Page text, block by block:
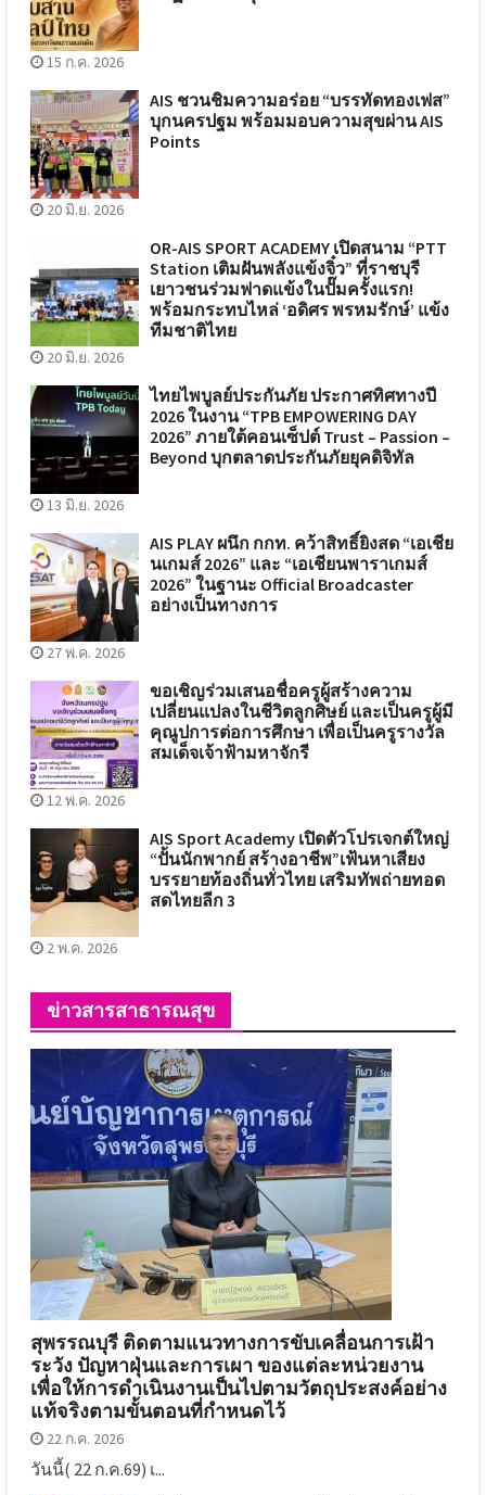
15 ก.ค. 2026
AIS ชวนชิมความอร่อย “บรรทัดทองเฟส”
บุกนครปฐม พร้อมมอบความสุขผ่าน AIS
Points
20 มิ.ย. 2026
OR-AIS SPORT ACADEMY เปิดสนาม “PTT
Station เติมฝันพลังแข้งจิ๋ว” ที่ราชบุรี
เยาวชนร่วมฟาดแข้งในปั๊มครั้งแรก!
พร้อมกระทบไหล่ ‘อดิศร พรหมรักษ์’ แข้ง
ทีมชาติไทย
20 มิ.ย. 2026
ไทยไพบูลย์ประกันภัย ประกาศทิศทางปี
2026 ในงาน “TPB EMPOWERING DAY
2026” ภายใต้คอนเซ็ปต์ Trust – Passion –
Beyond บุกตลาดประกันภัยยุคดิจิทัล
13 มิ.ย. 2026
AIS PLAY ผนึก กกท. คว้าสิทธิ์ยิงสด “เอเชีย
นเกมส์ 2026” และ “เอเชียนพาราเกมส์
2026” ในฐานะ Official Broadcaster
อย่างเป็นทางการ
27 พ.ค. 2026
ขอเชิญร่วมเสนอชื่อครูผู้สร้างความ
เปลี่ยนแปลงในชีวิตลูกศิษย์ และเป็นครูผู้มี
คุณูปการต่อการศึกษา เพื่อเป็นครูรางวัล
สมเด็จเจ้าฟ้ามหาจักรี
12 พ.ค. 2026
AIS Sport Academy เปิดตัวโปรเจกต์ใหญ่
“ปั้นนักพากย์ สร้างอาชีพ”เฟ้นหาเสียง
บรรยายท้องถิ่นทั่วไทย เสริมทัพถ่ายทอด
สดไทยลีก 3
2 พ.ค. 2026
ข่าวสารสาธารณสุข
สุพรรณบุรี ติดตามแนวทางการขับเคลื่อนการเฝ้า
ระวัง ปัญหาฝุ่นและการเผา ของแต่ละหน่วยงาน
เพื่อให้การดำเนินงานเป็นไปตามวัตถุประสงค์อย่าง
แท้จริงตามขั้นตอนที่กำหนดไว้
22 ก.ค. 2026
วันนี้( 22 ก.ค.69) เ...